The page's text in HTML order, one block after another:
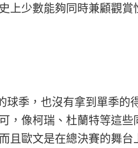
上少數能夠同時兼顧觀賞
季，也沒有拿到單季的
，像柯瑞、杜蘭特等這些
且歐文是在總決賽的舞台